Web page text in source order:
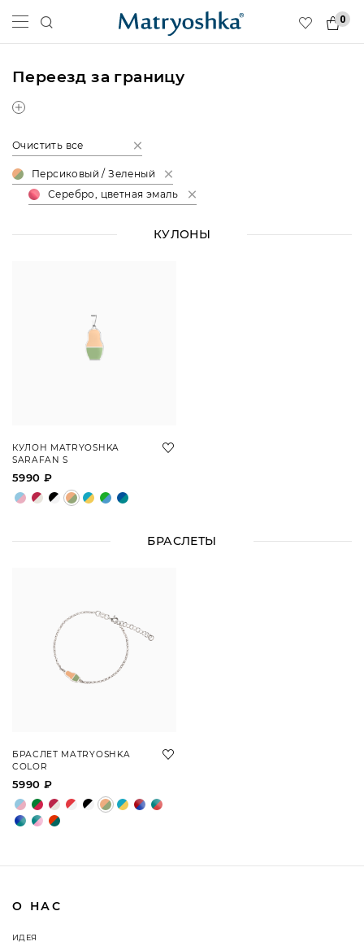
0
Переезд за границу
Очистить все
Персиковый / Зеленый
Серебро, цветная эмаль
КУЛОНЫ
КУЛОН MATRYOSHKA
SARAFAN S
5990 ₽
БРАСЛЕТЫ
БРАСЛЕТ MATRYOSHKA
COLOR
5990 ₽
О НАС
ИДЕЯ